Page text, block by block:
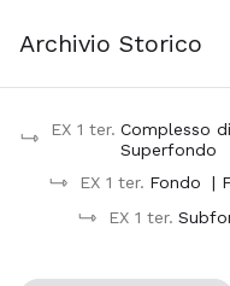
Archivio Storico
EX 1 ter. Complesso
Superfondo
EX 1 ter. Fondo
|
EX 1 ter.